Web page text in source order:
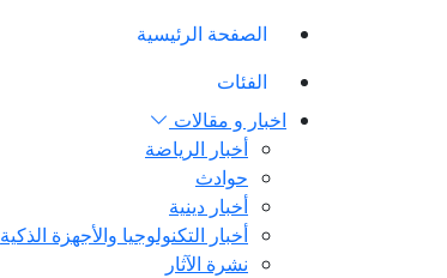
الصفحة الرئيسية
الفئات
اخبار و مقالات
أخبار الرياضة
حوادث
أخبار دينية
أخبار التكنولوجيا والأجهزة الذكية
نشرة الآثار